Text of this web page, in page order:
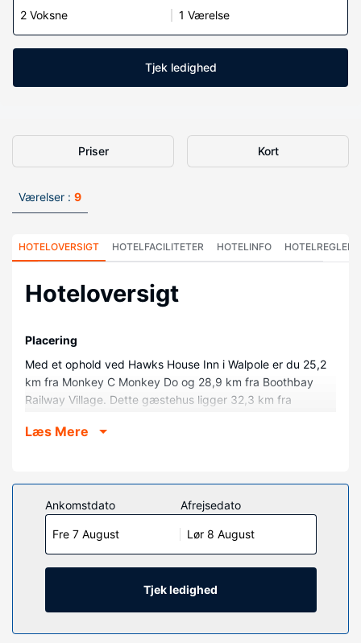
2 Voksne 1 Værelse
Tjek ledighed
Priser Kort
Værelser : 9
HOTELOVERSIGT HOTELFACILITETER HOTELINFO HOTELREGLER
Hoteloversigt
Placering
Med et ophold ved Hawks House Inn i Walpole er du 25,2
km fra Monkey C Monkey Do og 28,9 km fra Boothbay
Railway Village. Dette gæstehus ligger 32,3 km fra
Værelser
Gratis internetforbindelse via kabel og Wi-Fi er til rådighed.
Badeværelserne har bruser, gratis toiletartikler og
hårtørrer. Rengøring udføres efter anmodning, og
strygejern/strygebræt er til rådighed efter anmodning.
Fra en have på stedet kan du nyde den skønne udsigt, og
Læs Mere
Ankomstdato
Fre 7 August
Afrejsedato
Lør 8 August
Tjek ledighed